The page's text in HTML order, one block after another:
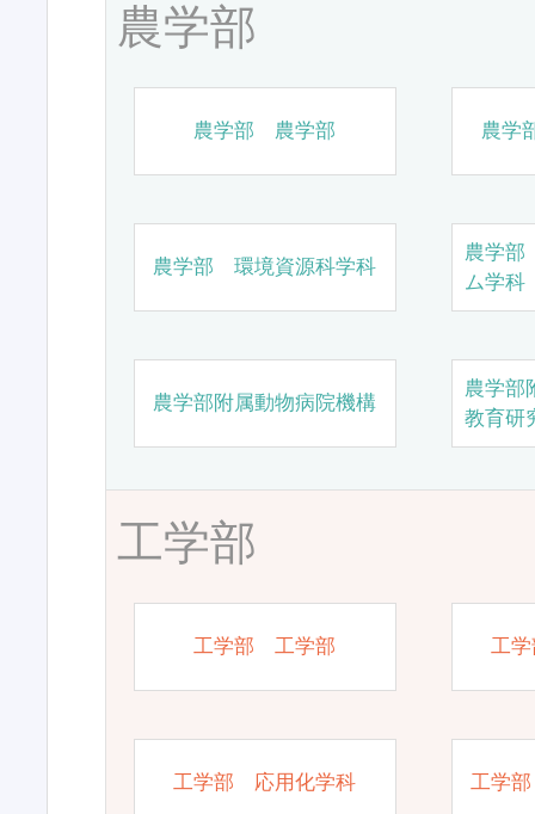
農学部
農学部 農学部 農学
農学部 環境資源科学科
農学
ム学科
農学部附属動物病院機構
農学部
教育研
工学部
工学部 工学部 工
工学部 応用化学科 工学